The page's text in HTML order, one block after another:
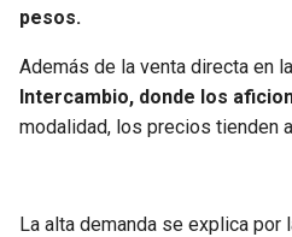
pesos.
Además de la venta directa en
Intercambio, donde los
modalidad, los precios tienden
La alta demanda se explica